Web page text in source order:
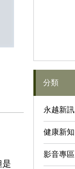
是
分類
永越新訊
健康新知
影音專區